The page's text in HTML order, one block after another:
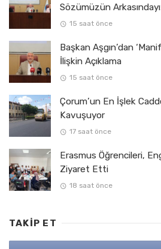
Sözümüzün
15 saat önce
Başkan Aşgın’dan
İlişkin Açıklama
15 saat önce
Çorum’un En İşlek
Kavuşuyor
17 saat önce
Erasmus Öğrencileri,
Ziyaret Etti
18 saat önce
TAKIP ET